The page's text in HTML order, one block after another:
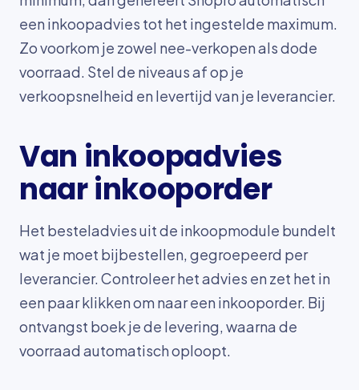
een inkoopadvies tot het ingestelde maximum.
Zo voorkom je zowel nee-verkopen als dode
voorraad. Stel de niveaus af op je
verkoopsnelheid en levertijd van je leverancier.
Van inkoopadvies
naar inkooporder
Het besteladvies uit de inkoopmodule bundelt
wat je moet bijbestellen, gegroepeerd per
leverancier. Controleer het advies en zet het in
een paar klikken om naar een inkooporder. Bij
ontvangst boek je de levering, waarna de
voorraad automatisch oploopt.